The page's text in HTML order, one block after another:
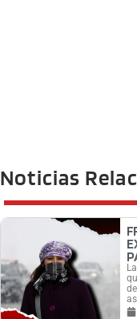
Noticias